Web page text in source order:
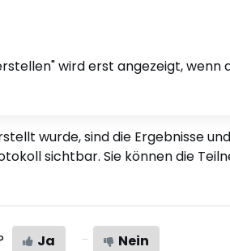
wird erst angezeigt, wenn
wurde, sind die Ergebnisse
sichtbar. Sie können die
Ja Nein